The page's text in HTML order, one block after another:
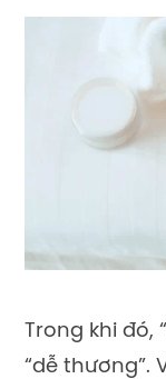
Trong khi đó,
“dễ thương”.